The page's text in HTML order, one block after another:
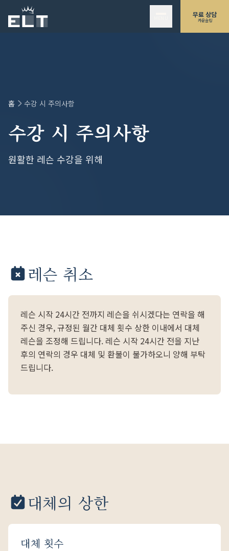
본문으로 건너뛰기
무료 상담
카운슬링
홈 수강 시 주의사항
수강 시 주의사항
원활한 레슨 수강을 위해
레슨 취소
레슨 시작 24시간 전까지 레슨을 쉬시겠다는 연락을 해
주신 경우, 규정된 월간 대체 횟수 상한 이내에서 대체
레슨을 조정해 드립니다. 레슨 시작 24시간 전을 지난
후의 연락의 경우 대체 및 환불이 불가하오니 양해 부탁
드립니다.
대체의 상한
대체 횟수